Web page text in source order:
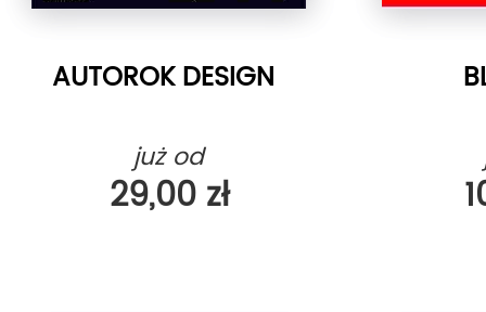
AUTOROK DESIGN
już od
29,00 zł